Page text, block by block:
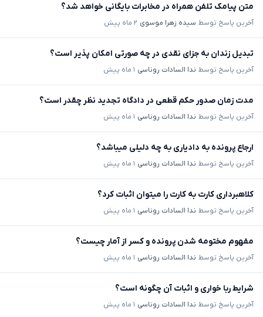
متن پیامک تلفن همراه در مخابرات بایگانی خواهد شد؟
آخرین پاسخ توسط سیده زهرا موسوی ۲ ماه پیش
تبدیل زندان به جزای نقدی در چه صورتی امکان پذیر است؟
آخرین پاسخ توسط ندا السادات روناسی ۱ ماه پیش
مدت زمان صدور حکم قطعی در دادگاه تجدید نظر چقدر است؟
آخرین پاسخ توسط ندا السادات روناسی ۱ ماه پیش
ارجاع پرونده به دادیاری به چه دلیلی میباشد؟
آخرین پاسخ توسط ندا السادات روناسی ۱ ماه پیش
کلاهبرداری کارت به کارت را میتوان اثبات کرد؟
آخرین پاسخ توسط ندا السادات روناسی ۱ ماه پیش
مفهوم مختومه شدن پرونده و کسر از آمار چیست؟
آخرین پاسخ توسط ندا السادات روناسی ۱ ماه پیش
شرایط ربا خواری و اثبات آن چگونه است؟
آخرین پاسخ توسط ندا السادات روناسی ۱ ماه پیش